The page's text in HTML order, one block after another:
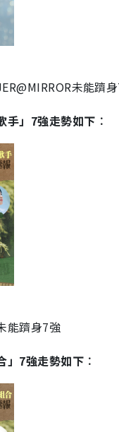
未能躋身
手」7強走勢如下︰
能躋身7強
」7強走勢如下︰